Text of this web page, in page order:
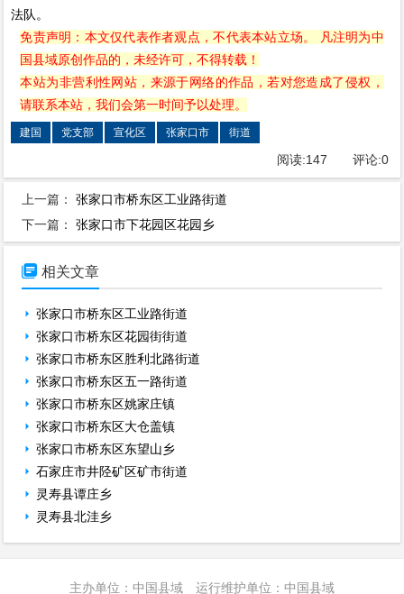
法队。
免责声明：本文仅代表作者观点，不代表本站立场。 凡注明为中
国县域原创作品的，未经许可，不得转载！
本站为非营利性网站，来源于网络的作品，若对您造成了侵权，
请联系本站，我们会第一时间予以处理。
建国 党支部 宣化区 张家口市 街道
阅读:147 评论:0
上一篇：张家口市桥东区工业路街道
下一篇：张家口市下花园区花园乡
 相关文章
张家口市桥东区工业路街道
张家口市桥东区花园街街道
张家口市桥东区胜利北路街道
张家口市桥东区五一路街道
张家口市桥东区姚家庄镇
张家口市桥东区大仓盖镇
张家口市桥东区东望山乡
石家庄市井陉矿区矿市街道
灵寿县谭庄乡
灵寿县北洼乡
主办单位：中国县域 运行维护单位：中国县域